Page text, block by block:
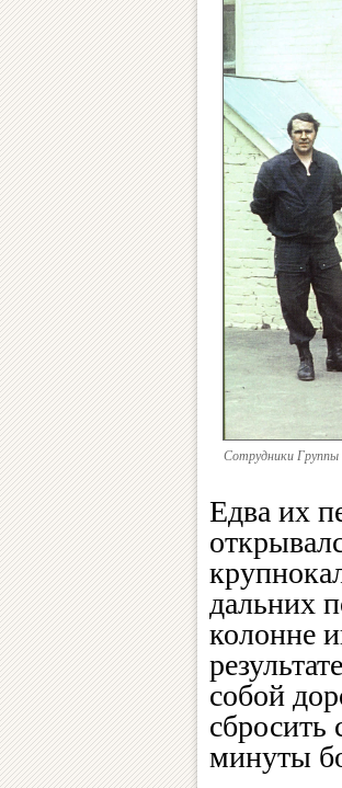
Сотрудники
Едва их
дальних
колонне
собой
сбросить
минуты